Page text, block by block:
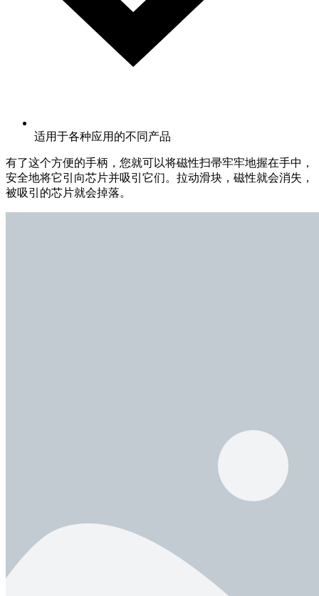
适用于各种应用的不同产品
有了这个方便的手柄，您就可以将磁性扫帚牢牢地握在手中，
安全地将它引向芯片并吸引它们。拉动滑块，磁性就会消失，
被吸引的芯片就会掉落。